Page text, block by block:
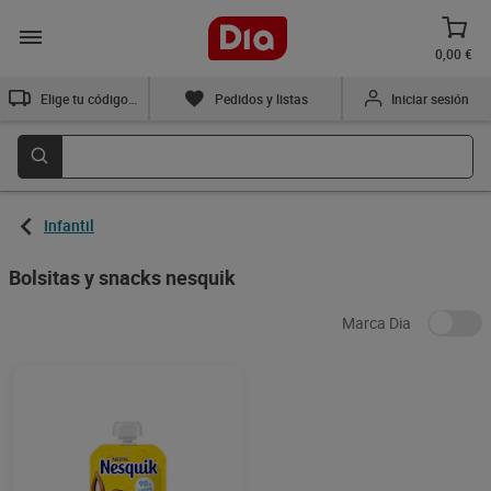
0,00 €
Pedidos y listas Iniciar sesión
Infantil
Bolsitas y snacks nesquik
Marca Dia